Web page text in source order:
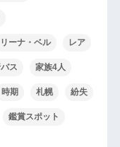
リーナ・ベル レア
ス 家族4人
時期 札幌 紛失
鑑賞スポット